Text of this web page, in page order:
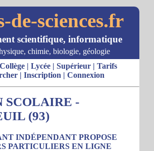
de-sciences.fr
scientifique, informatique
chimie, biologie, géologie
Collège| Lycée| Supérieur| Tarifs
| Inscription | Connexion
SCOLAIRE -
(93)
INDÉPENDANT PROPOSE
PARTICULIERS EN LIGNE